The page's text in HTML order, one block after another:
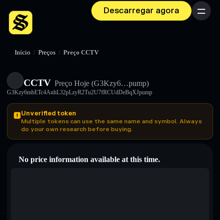
Descarregar agora Menu
Início / Preços / Preço CCTV
CCTV Preço Hoje (G3Kzy6…pump)
G3Kzy6mbETc4AnhL32pLzyR2Tu2U7fRCUdDeBqXJpump
Unverified token
Multiple tokens can use the same name and symbol. Always
do your own research before buying.
No price information available at this time.